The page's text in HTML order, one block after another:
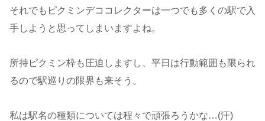
それでもピクミンデココレクターは一つでも多くの駅で入
手しようと思ってしまいますよね。
所持ピクミン枠も圧迫しますし、平日は行動範囲も限られ
るので駅巡りの限界も来そう。
私は駅名の種類については程々で頑張ろうかな…(汗)